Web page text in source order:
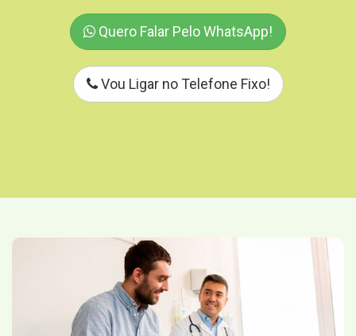
Quero Falar Pelo WhatsApp!
Vou Ligar no Telefone Fixo!